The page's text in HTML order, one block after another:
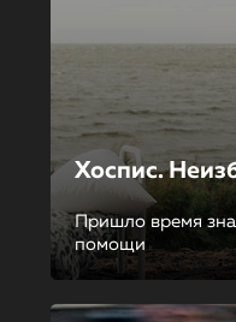
Хоспис.
Пришло время
помощи